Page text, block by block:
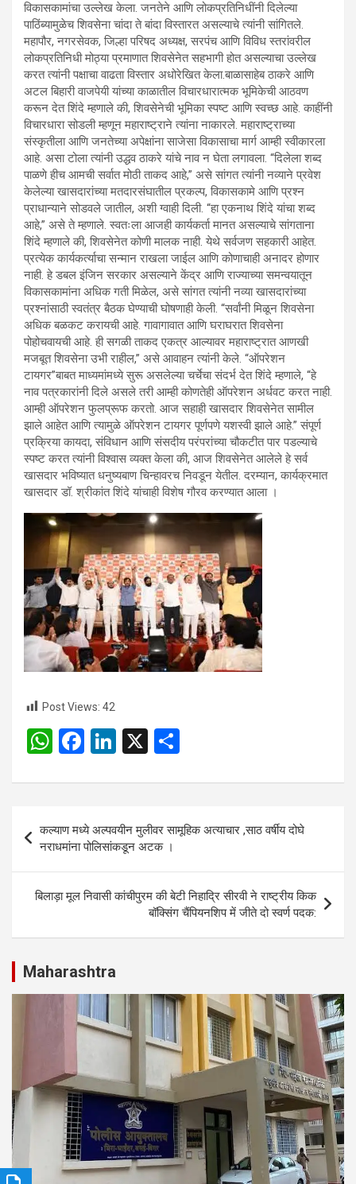
विकासकामांचा उल्लेख केला. जनतेने आणि लोकप्रतिनिधींनी दिलेल्या
पाठिंब्यामुळेच शिवसेना चांदा ते बांदा विस्तारत असल्याचे त्यांनी सांगितले.
महापौर, नगरसेवक, जिल्हा परिषद अध्यक्ष, सरपंच आणि विविध स्तरांवरील
लोकप्रतिनिधी मोठ्या प्रमाणात शिवसेनेत सहभागी होत असल्याचा उल्लेख
करत त्यांनी पक्षाचा वाढता विस्तार अधोरेखित केला.बाळासाहेब ठाकरे आणि
अटल बिहारी वाजपेयी यांच्या काळातील विचारधारात्मक भूमिकेची आठवण
करून देत शिंदे म्हणाले की, शिवसेनेची भूमिका स्पष्ट आणि स्वच्छ आहे. काहींनी
विचारधारा सोडली म्हणून महाराष्ट्राने त्यांना नाकारले. महाराष्ट्राच्या
संस्कृतीला आणि जनतेच्या अपेक्षांना साजेसा विकासाचा मार्ग आम्ही स्वीकारला
आहे. असा टोला त्यांनी उद्धव ठाकरे यांचे नाव न घेता लगावला. “दिलेला शब्द
पाळणे हीच आमची सर्वात मोठी ताकद आहे,” असे सांगत त्यांनी नव्याने प्रवेश
केलेल्या खासदारांच्या मतदारसंघातील प्रकल्प, विकासकामे आणि प्रश्न
प्राधान्याने सोडवले जातील, अशी ग्वाही दिली. “हा एकनाथ शिंदे यांचा शब्द
आहे,” असे ते म्हणाले. स्वतःला आजही कार्यकर्ता मानत असल्याचे सांगताना
शिंदे म्हणाले की, शिवसेनेत कोणी मालक नाही. येथे सर्वजण सहकारी आहेत.
प्रत्येक कार्यकर्त्याचा सन्मान राखला जाईल आणि कोणाचाही अनादर होणार
नाही. हे डबल इंजिन सरकार असल्याने केंद्र आणि राज्याच्या समन्वयातून
विकासकामांना अधिक गती मिळेल, असे सांगत त्यांनी नव्या खासदारांच्या
प्रश्नांसाठी स्वतंत्र बैठक घेण्याची घोषणाही केली. “सर्वांनी मिळून शिवसेना
अधिक बळकट करायची आहे. गावागावात आणि घराघरात शिवसेना
पोहोचवायची आहे. ही सगळी ताकद एकत्र आल्यावर महाराष्ट्रात आणखी
मजबूत शिवसेना उभी राहील,” असे आवाहन त्यांनी केले. “ऑपरेशन
टायगर”बाबत माध्यमांमध्ये सुरू असलेल्या चर्चेचा संदर्भ देत शिंदे म्हणाले, “हे
नाव पत्रकारांनी दिले असले तरी आम्ही कोणतेही ऑपरेशन अर्धवट करत नाही.
आम्ही ऑपरेशन फुलप्रूफ करतो. आज सहाही खासदार शिवसेनेत सामील
झाले आहेत आणि त्यामुळे ऑपरेशन टायगर पूर्णपणे यशस्वी झाले आहे.” संपूर्ण
प्रक्रिया कायदा, संविधान आणि संसदीय परंपरांच्या चौकटीत पार पडल्याचे
स्पष्ट करत त्यांनी विश्वास व्यक्त केला की, आज शिवसेनेत आलेले हे सर्व
खासदार भविष्यात धनुष्यबाण चिन्हावरच निवडून येतील. दरम्यान, कार्यक्रमात
खासदार डॉ. श्रीकांत शिंदे यांचाही विशेष गौरव करण्यात आला ।
Post Views: 42
W
at
A
p
p
F
ce
b
o
o
k
Li
ke
dI
n
X
ar
e
navigation
कल्याण मध्ये अल्पवयीन मुलीवर सामूहिक अत्याचार ,साठ वर्षीय दोघे
नराधमांना पोलिसांकडून अटक ।
बिलाड़ा मूल निवासी कांचीपुरम की बेटी निहाद्रि सीरवी ने राष्ट्रीय किक
बॉक्सिंग चैंपियनशिप में जीते दो स्वर्ण पदक:
Maharashtra